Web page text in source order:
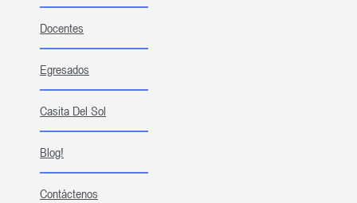
Docentes
Egresados
Casita Del Sol
Blog!
Contáctenos